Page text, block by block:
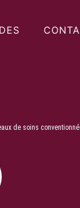
de soins